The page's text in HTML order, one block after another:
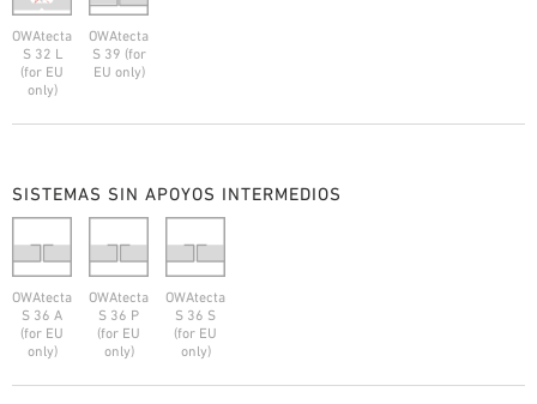
OWAtecta
S 32 L
(for EU
only)
OWAtecta
S 39 (for
EU only)
SISTEMAS SIN APOYOS INTERMEDIOS
OWAtecta
S 36 A
(for EU
only)
OWAtecta
S 36 P
(for EU
only)
OWAtecta
S 36 S
(for EU
only)